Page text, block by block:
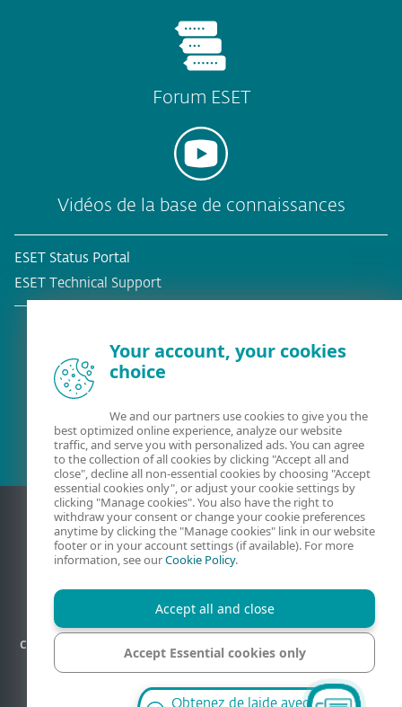
Forum ESET
Vidéos de la base de connaissances
ESET Status Portal
ESET Technical Support
Contact Informations légales
© 1992-2026 ESET, spol. s r.o. Tous les droits sont réservés. Les marques
Obtenez de laide avec
Your account, your cookies
choice
We and our partners use cookies to give you the
best optimized online experience, analyze our website
traffic, and serve you with personalized ads. You can agree
to the collection of all cookies by clicking "Accept all and
close", decline all non-essential cookies by choosing "Accept
essential cookies only", or adjust your cookie settings by
clicking "Manage cookies". You also have the right to
withdraw your consent or change your cookie preferences
anytime by clicking the "Manage cookies" link in our website
footer or in your account settings (if available). For more
information, see ourCookie Policy.
Accept all and close
Accept Essential cookies only
Manage cookies